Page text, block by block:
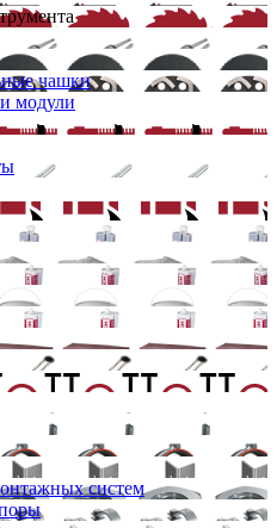
чашки
модули
систем